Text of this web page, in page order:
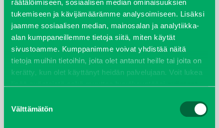
räätälöimiseen, sosiaalisen median ominaisuuksien
tukemiseen ja kävijämäärämme analysoimiseen. Lisäksi
jaamme sosiaalisen median, mainosalan ja analytiikka-
alan kumppaneillemme tietoja siitä, miten käytät
sivustoamme. Kumppanimme voivat yhdistää näitä
tietoja muihin tietoihin, joita olet antanut heille tai joita on
kerätty, kun olet käyttänyt heidän palvelujaan. Voit lukea
valinta
Välttämätön
huhtikuu 2022
helmikuu 2022
joulukuu 2021
lokakuu 2021
kesäkuu 2021